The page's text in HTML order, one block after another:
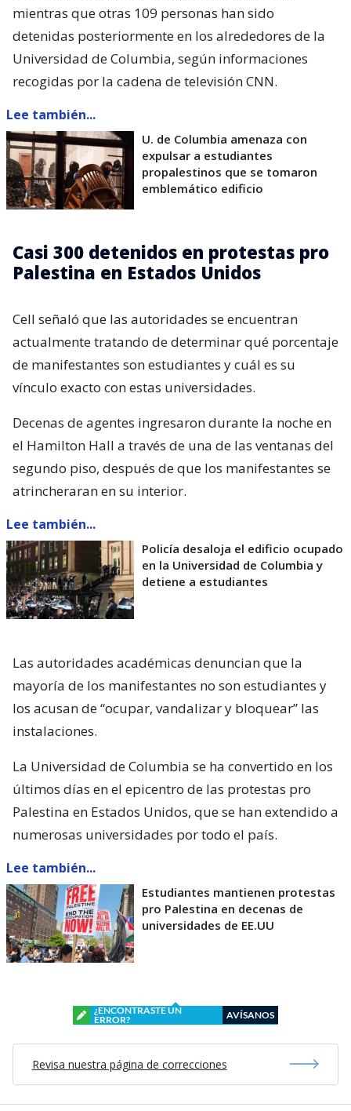
mientras que otras 109 personas han sido
detenidas posteriormente en los alrededores de la
Universidad de Columbia, según informaciones
recogidas por la cadena de televisión CNN.
Lee también...
U. de Columbia amenaza con
expulsar a estudiantes
propalestinos que se tomaron
emblemático edificio
Casi 300 detenidos en protestas pro
Palestina en Estados Unidos
Cell señaló que las autoridades se encuentran
actualmente tratando de determinar qué porcentaje
de manifestantes son estudiantes y cuál es su
vínculo exacto con estas universidades.
Decenas de agentes ingresaron durante la noche en
el Hamilton Hall a través de una de las ventanas del
segundo piso, después de que los manifestantes se
atrincheraran en su interior.
Lee también...
Policía desaloja el edificio ocupado
en la Universidad de Columbia y
detiene a estudiantes
Las autoridades académicas denuncian que la
mayoría de los manifestantes no son estudiantes y
los acusan de “ocupar, vandalizar y bloquear” las
instalaciones.
La Universidad de Columbia se ha convertido en los
últimos días en el epicentro de las protestas pro
Palestina en Estados Unidos, que se han extendido a
numerosas universidades por todo el país.
Lee también...
Estudiantes mantienen protestas
pro Palestina en decenas de
universidades de EE.UU
¿ENCONTRASTE UN
ERROR?
AVÍSANOS
Revisa nuestra página de correcciones